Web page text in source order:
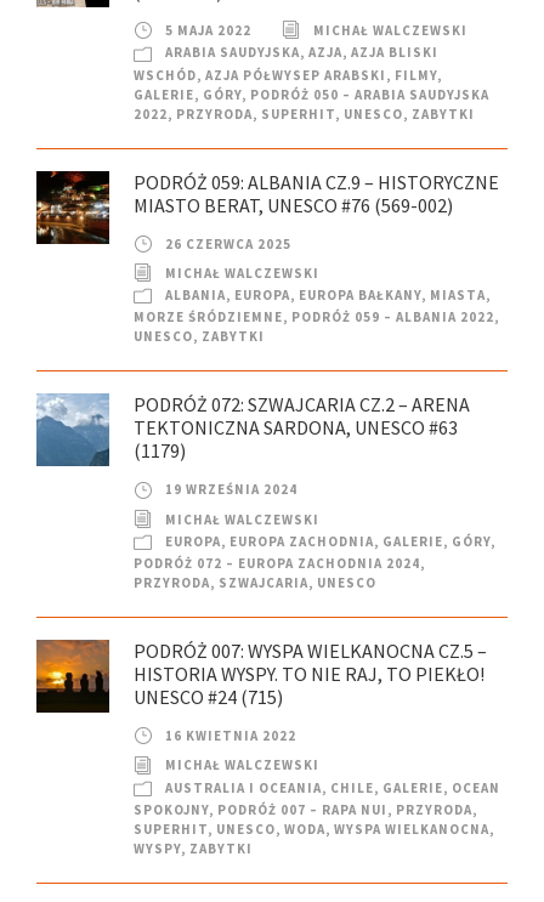
5 MAJA 2022
MICHAŁ WALCZEWSKI
ARABIA SAUDYJSKA, AZJA, AZJA BLISKI
WSCHÓD, AZJA PÓŁWYSEP ARABSKI , FILMY,
GALERIE, GÓRY, PODRÓŻ 050 – ARABIA SAUDYJSKA
2022, PRZYRODA, SUPERHIT, UNESCO, ZABYTKI
PODRÓŻ 059: ALBANIA CZ.9 – HISTORYCZNE
MIASTO BERAT, UNESCO #76 (569-002)
26 CZERWCA 2025
MICHAŁ WALCZEWSKI
ALBANIA, EUROPA, EUROPA BAŁKANY, MIASTA,
MORZE ŚRÓDZIEMNE, PODRÓŻ 059 – ALBANIA 2022,
UNESCO, ZABYTKI
PODRÓŻ 072: SZWAJCARIA CZ.2 – ARENA
TEKTONICZNA SARDONA, UNESCO #63
(1179)
19 WRZEŚNIA 2024
MICHAŁ WALCZEWSKI
EUROPA, EUROPA ZACHODNIA, GALERIE, GÓRY,
PODRÓŻ 072 – EUROPA ZACHODNIA 2024,
PRZYRODA, SZWAJCARIA, UNESCO
PODRÓŻ 007: WYSPA WIELKANOCNA CZ.5 –
HISTORIA WYSPY. TO NIE RAJ, TO PIEKŁO!
UNESCO #24 (715)
16 KWIETNIA 2022
MICHAŁ WALCZEWSKI
AUSTRALIA I OCEANIA, CHILE, GALERIE, OCEAN
SPOKOJNY, PODRÓŻ 007 – RAPA NUI , PRZYRODA,
SUPERHIT, UNESCO, WODA, WYSPA WIELKANOCNA,
WYSPY, ZABYTKI